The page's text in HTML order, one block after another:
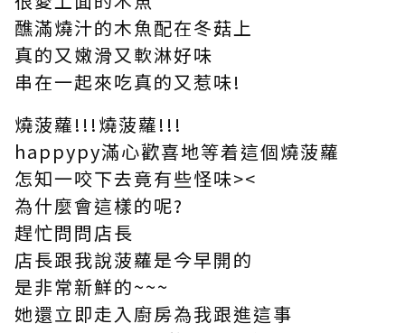
醮滿燒汁的木魚配在冬菇上
真的又嫩滑又軟淋好味
串在一起來吃真的又惹味!
燒菠蘿!!!燒菠蘿!!!
happypy滿心歡喜地等着這個燒菠蘿
怎知一咬下去竟有些怪味><
為什麼會這樣的呢?
趕忙問問店長
店長跟我說菠蘿是今早開的
是非常新鮮的~~~
她還立即走入廚房為我跟進這事